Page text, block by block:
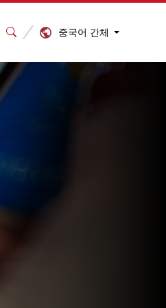
중국어 간체